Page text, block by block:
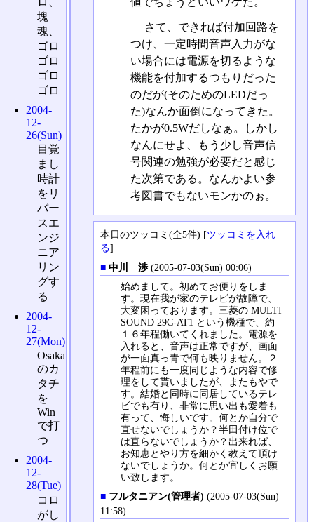
さて、できれば付加回路を
つけ、一定時間音声入力がな
い場合には電源を切るような
機能を付加するつもりだった
のだが(そのためのLEDだっ
た)なんか面倒になってきた。
たかが0.5Wだしなぁ。しかし
なんにせよ、もう少し音声信
号関連の勉強が必要だと感じ
た次第である。なんかよい参
考図書でもないモンかのぉ。
本日のツッコミ(全5件) [ツッコミを入れ
る]
■ 中川 渉 (2005-07-03(Sun) 00:06)
始めまして。初めてお便りをしま
す。現在我が家のテレビが故障で、
大変困っております。三菱の MULTI
SOUND 29C-AT1 という機種で、約
１６年程働いてくれました。電源を
入れると、音声は正常ですが、画面
が一面真っ青で何も映りません。２
年程前にも一度同じような内容で修
理をして貰いましたが、またもやで
す。結婚と同時に同居しているテレ
ビでも有り、非常に思い出も愛着も
有って、悔しいです。何とか自分で
直せないでしょうか？半田付け位で
は直らないでしょうか？出来れば、
お知恵とやり方を細かく教えて頂け
ないでしょうか。何とか宜しくお願
い致します。
■ フルタニアン(管理者) (2005-07-03(Sun)
11:58)
塊
魂、
ゴロ
ゴロ
ゴロ
ゴロ
2004-
12-
26(Sun)
目覚
まし
時計
をリ
バー
スエ
ンジ
ニア
リン
グす
る
2004-
12-
27(Mon)
Osaka
のカ
タチ
を
Win
で打
つ
2004-
12-
28(Tue)
コロ
がし